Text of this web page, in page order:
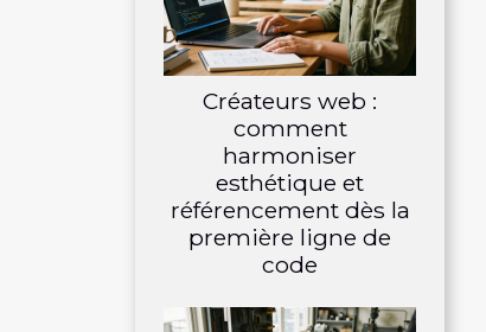
Créateurs web :
comment
harmoniser
esthétique et
référencement dès la
première ligne de
code